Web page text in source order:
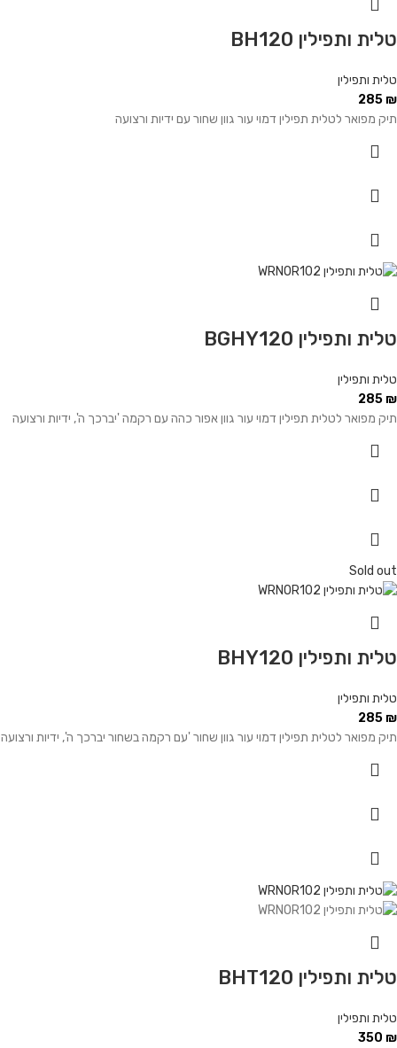
טלית ותפילין BH120
טלית ותפילין
285₪
תיק מפואר לטלית תפילין דמוי עור גוון שחור עם ידיות ורצועה
טלית ותפילין BGHY120
טלית ותפילין
285₪
תיק מפואר לטלית תפילין דמוי עור גוון אפור כהה עם רקמה 'יברכך ה', ידיות ורצועה
Sold out
טלית ותפילין BHY120
טלית ותפילין
285₪
תיק מפואר לטלית תפילין דמוי עור גוון שחור 'עם רקמה בשחור יברכך ה', ידיות ורצועה
טלית ותפילין BHT120
טלית ותפילין
350 ₪